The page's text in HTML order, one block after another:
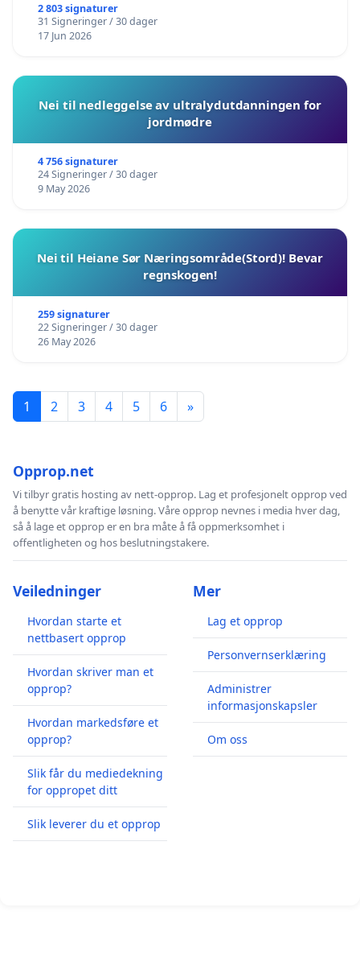
2 803 signaturer
31 Signeringer / 30 dager
17 Jun 2026
Nei til nedleggelse av ultralydutdanningen for
jordmødre
4 756 signaturer
24 Signeringer / 30 dager
9 May 2026
Nei til Heiane Sør Næringsområde(Stord)! Bevar
regnskogen!
259 signaturer
22 Signeringer / 30 dager
26 May 2026
1 2 3 4 5 6 »
Opprop.net
Vi tilbyr gratis hosting av nett-opprop. Lag et profesjonelt opprop ved
å benytte vår kraftige løsning. Våre opprop nevnes i media hver dag,
så å lage et opprop er en bra måte å få oppmerksomhet i
offentligheten og hos beslutningstakere.
Veiledninger
Hvordan starte et
nettbasert opprop
Hvordan skriver man et
opprop?
Hvordan markedsføre et
opprop?
Slik får du mediedekning
for oppropet ditt
Slik leverer du et opprop
Mer
Lag et opprop
Personvernserklæring
Administrer
informasjonskapsler
Om oss